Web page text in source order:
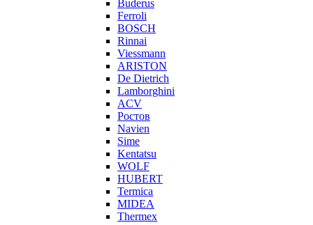
Buderus
Ferroli
BOSCH
Rinnai
Viessmann
ARISTON
De Dietrich
Lamborghini
ACV
Ростов
Navien
Sime
Kentatsu
WOLF
HUBERT
Termica
MIDEA
Thermex